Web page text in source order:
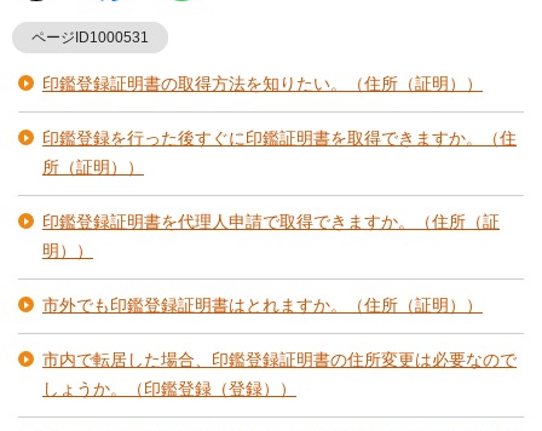
ページID1000531
印鑑登録証明書の取得方法を知りたい。（住所（証明））
印鑑登録を行った後すぐに印鑑証明書を取得できますか。（住
所（証明））
印鑑登録証明書を代理人申請で取得できますか。（住所（証
明））
市外でも印鑑登録証明書はとれますか。（住所（証明））
市内で転居した場合、印鑑登録証明書の住所変更は必要なので
しょうか。（印鑑登録（登録））